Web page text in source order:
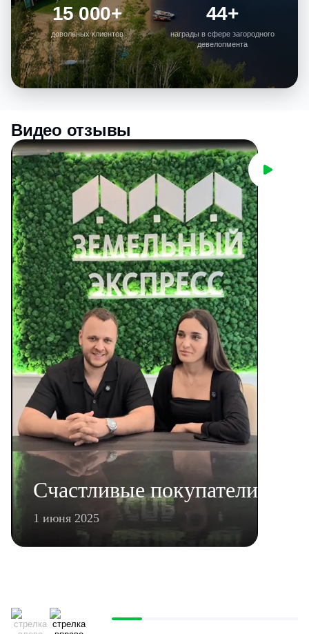
15 000+
довольных клиентов
44+
награды в сфере загородного
девелопмента
Видео отзывы
Счастливые покупатели
1 июня 2025